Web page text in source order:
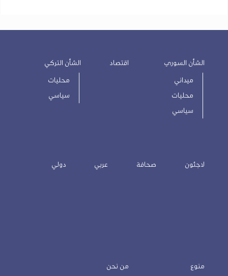
الشأن السوري
ميداني
محليات
سياسي
اقتصاد الشأن التركي
محليات
سياسي
لاجئون صحافة عربي دولي
منوع من نحن